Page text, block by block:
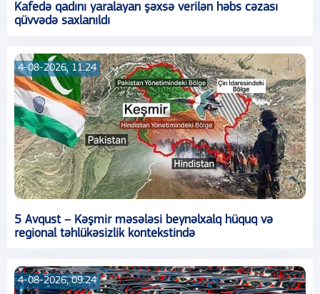
Kafedə qadını yaralayan şəxsə verilən həbs cəzası
qüvvədə saxlanıldı
4-08-2026, 11:24
5 Avqust – Kəşmir məsələsi beynəlxalq hüquq və
regional təhlükəsizlik kontekstində
4-08-2026, 09:24